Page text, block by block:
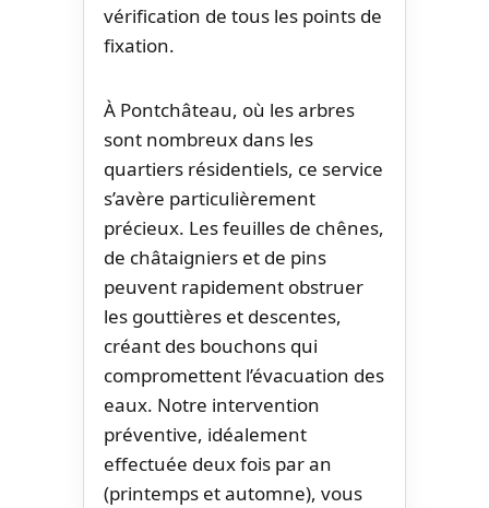
vérification de tous les points de
fixation.
À Pontchâteau, où les arbres
sont nombreux dans les
quartiers résidentiels, ce service
s’avère particulièrement
précieux. Les feuilles de chênes,
de châtaigniers et de pins
peuvent rapidement obstruer
les gouttières et descentes,
créant des bouchons qui
compromettent l’évacuation des
eaux. Notre intervention
préventive, idéalement
effectuée deux fois par an
(printemps et automne), vous